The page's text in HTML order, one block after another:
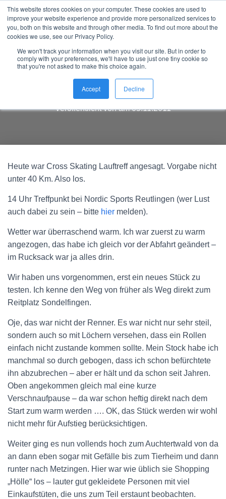
This website stores cookies on your computer. These cookies are used to
improve your website experience and provide more personalized services to
you, both on this website and through other media. To find out more about the
cookies we use, see our Privacy Policy.
We won't track your information when you visit our site. But in order to
comply with your preferences, we'll have to use just one tiny cookie so
that you're not asked to make this choice again.
Accept Decline
Nordic Sports Reutlingen
outdoor ist in
N
N
A
E
Cross Skating Lauftreff 40 km
Cross Skating Lauftreff – 40 Km
Veröffentlicht vonam05.11.2011
Heute war Cross Skating Lauftreff angesagt. Vorgabe nicht
unter 40 Km. Also los.
14 Uhr Treffpunkt bei Nordic Sports Reutlingen (wer Lust
auch dabei zu sein – bitte hier melden).
Wetter war überraschend warm. Ich war zuerst zu warm
angezogen, das habe ich gleich vor der Abfahrt geändert –
im Rucksack war ja alles drin.
Wir haben uns vorgenommen, erst ein neues Stück zu
testen. Ich kenne den Weg von früher als Weg direkt zum
Reitplatz Sondelfingen.
Oje, das war nicht der Renner. Es war nicht nur sehr steil,
sondern auch so mit Löchern versehen, dass ein Rollen
einfach nicht zustande kommen sollte. Mein Stock habe ich
manchmal so durch gebogen, dass ich schon befürchtete
ihn abzubrechen – aber er hält und da schon seit Jahren.
Oben angekommen gleich mal eine kurze
Verschnaufpause – da war schon heftig direkt nach dem
Start zum warm werden …. OK, das Stück werden wir wohl
nicht mehr für Aufstieg berücksichtigen.
Weiter ging es nun vollends hoch zum Auchtertwald von da
an dann eben sogar mit Gefälle bis zum Tierheim und dann
runter nach Metzingen. Hier war wie üblich sie Shopping
„Hölle“ los – lauter gut gekleidete Personen mit viel
Einkaufstüten, die uns zum Teil erstaunt beobachten.